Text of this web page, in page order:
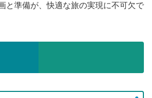
と準備が、快適な旅の実現に不可欠で